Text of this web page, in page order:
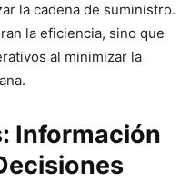
la cadena de suministro.
la eficiencia, sino que
al minimizar la
Información